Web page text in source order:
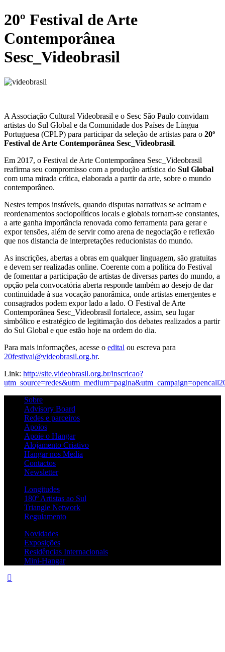
20º Festival de Arte
Contemporânea
Sesc_Videobrasil
A Associação Cultural Videobrasil e o Sesc São Paulo convidam
artistas do Sul Global e da Comunidade dos Países de Língua
Portuguesa (CPLP) para participar da seleção de artistas para o 20º
Festival de Arte Contemporânea Sesc_Videobrasil.
Em 2017, o Festival de Arte Contemporânea Sesc_Videobrasil
reafirma seu compromisso com a produção artística do Sul Global
com uma mirada crítica, elaborada a partir da arte, sobre o mundo
contemporâneo.
Nestes tempos instáveis, quando disputas narrativas se acirram e
reordenamentos sociopolíticos locais e globais tornam-se constantes,
a arte ganha importância renovada como ferramenta para gerar e
expor tensões, além de servir como arena de negociação e reflexão
que nos distancia de interpretações reducionistas do mundo.
As inscrições, abertas a obras em qualquer linguagem, são gratuitas
e devem ser realizadas online. Coerente com a política do Festival
de fomentar a participação de artistas de diversas partes do mundo, a
opção pela convocatória aberta responde também ao desejo de dar
continuidade à sua vocação panorâmica, onde artistas emergentes e
consagrados podem expor lado a lado. O Festival de Arte
Contemporânea Sesc_Videobrasil fortalece, assim, seu lugar
simbólico e estratégico de legitimação dos debates realizados a partir
do Sul Global e que estão hoje na ordem do dia.
Para mais informações, acesse o edital ou escreva para
20festival@videobrasil.org.br.
Link: http://site.videobrasil.org.br/inscricao?
Sobre
Advisory Board
Redes e parceiros
Apoios
Apoie o Hangar
Alojamento Criativo
Hangar nos Media
Contactos
Newsletter
Longitudes
180º Artistas ao Sul
Triangle Network
Regulamento
Novidades
Exposições
Residências Internacionais
Mini-Hangar